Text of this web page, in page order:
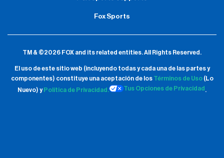
Fox Sports
TM & ©2026 FOX and its related entities.All Rights Reserved.
El uso de este sitio web (incluyendo todas y cada una de las partes y
componentes) constituye una aceptación de los Términos de Uso(Lo
Nuevo) y Política de Privacidad. Tus Opciones de Privacidad .